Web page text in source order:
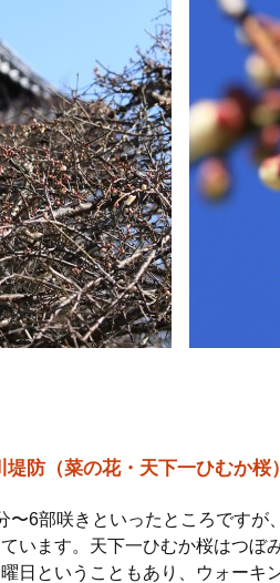
堤防（菜の花・天下一ひむか桜）
〜6部咲きといったところですが
います。天下一ひむか桜はつぼ
日ということもあり、ウォーキ